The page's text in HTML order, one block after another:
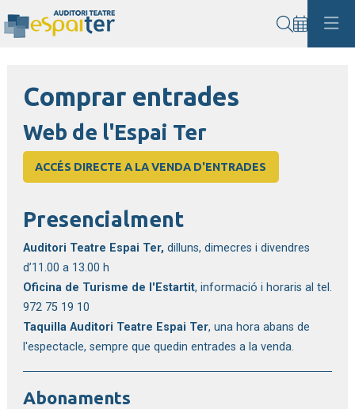
Comprar entrades
Web de l'Espai Ter
ACCÉS DIRECTE A LA VENDA D'ENTRADES
Presencialment
Auditori Teatre Espai Ter, dilluns, dimecres i divendres
d’11.00 a 13.00 h
Oficina de Turisme de l'Estartit, informació i horaris al tel.
972 75 19 10
Taquilla Auditori Teatre Espai Ter, una hora abans de
l'espectacle, sempre que quedin entrades a la venda.
Abonaments